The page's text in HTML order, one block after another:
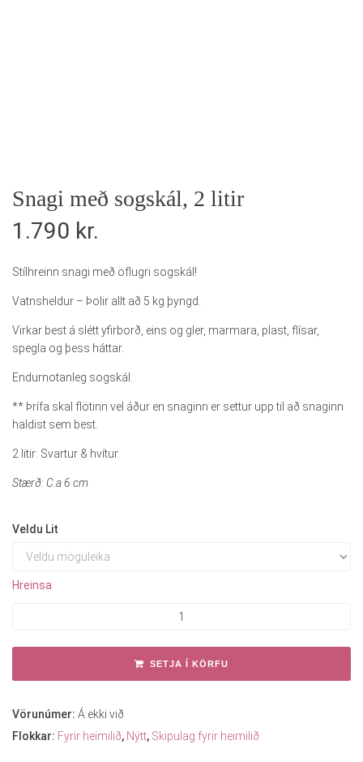
Snagi með sogskál, 2 litir
1.790 kr.
Stílhreinn snagi með öflugri sogskál!
Vatnsheldur – Þolir allt að 5 kg þyngd.
Virkar best á slétt yfirborð, eins og gler, marmara, plast, flísar,
spegla og þess háttar.
Endurnotanleg sogskál.
** Þrífa skal flötinn vel áður en snaginn er settur upp til að snaginn
haldist sem best.
2 litir: Svartur & hvítur
Stærð: C.a 6 cm
Veldu Lit
Hreinsa
SETJA Í KÖRFU
Vörunúmer: Á ekki við
Flokkar: Fyrir heimilið, Nýtt, Skipulag fyrir heimilið